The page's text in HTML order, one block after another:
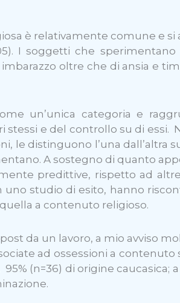
è relativamente comune e
I soggetti che
oltre che di ansia e
un’unica categoria e
e del controllo su di essi.
le distinguono l’una dall’altra
A sostegno di quanto
predittive, rispetto ad
studio di esito, hanno
a contenuto religioso.
da un lavoro, a mio avviso
ad ossessioni a contenuto
(n=36) di origine